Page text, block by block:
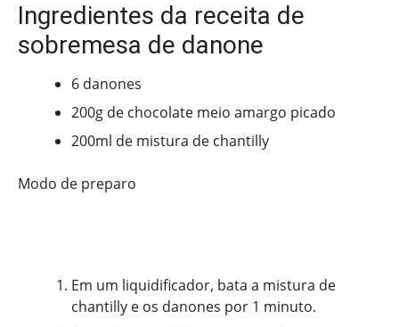
Ingredientes da receita de
sobremesa de danone
6 danones
200g de chocolate meio amargo picado
200ml de mistura de chantilly
Modo de preparo
Em um liquidificador, bata a mistura de
chantilly e os danones por 1 minuto.